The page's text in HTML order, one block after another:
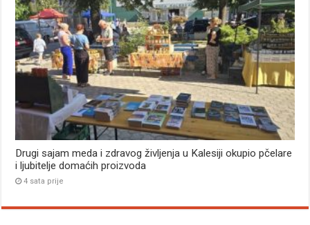
Drugi sajam meda i zdravog življenja u Kalesiji okupio pčelare
i ljubitelje domaćih proizvoda
4 sata prije